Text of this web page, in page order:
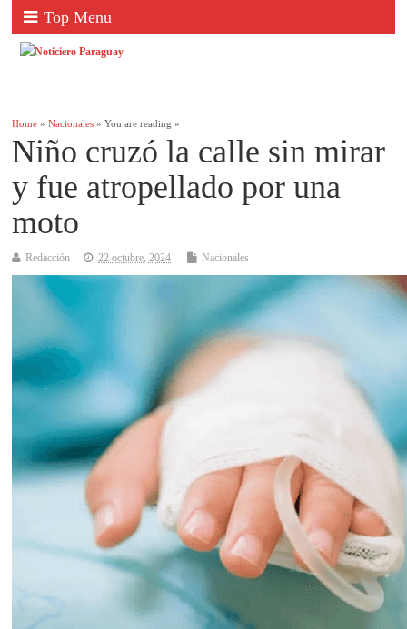
Top Menu
Home »Nacionales » You are reading »
Niño cruzó la calle sin mirar
y fue atropellado por una
moto
Redacción 22 octubre, 2024 Nacionales